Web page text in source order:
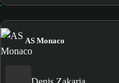
AS Monaco